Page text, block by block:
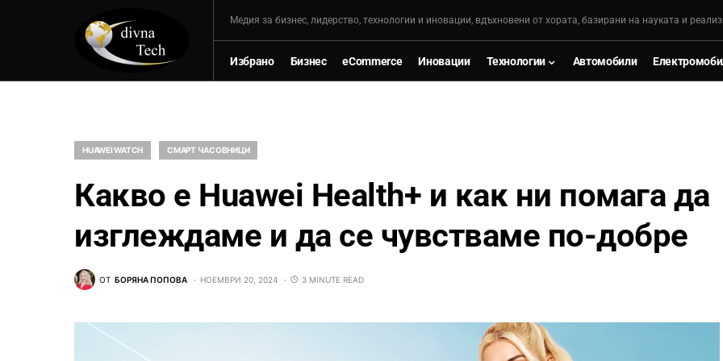
Mедия за бизнес, лидерство, технологии и иновации, вдъхновени от хората, базирани на науката и
Избрано Бизнес eCommerce Иновации Технологии Автомобили
HUAWEI WATCH СМАРТ ЧАСОВНИЦИ
Какво е Huawei Health+ и как ни помага да
изглеждаме и да се чувстваме по-добре
ОТ БОРЯНА ПОПОВА НОЕМВРИ 20, 2024 3 MINUTE READ